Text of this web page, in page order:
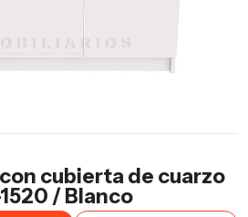
cubierta de cuarzo
/ Blanco